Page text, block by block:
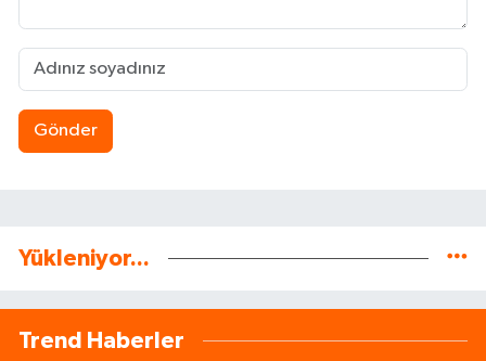
Gönder
Yükleniyor...
Trend Haberler